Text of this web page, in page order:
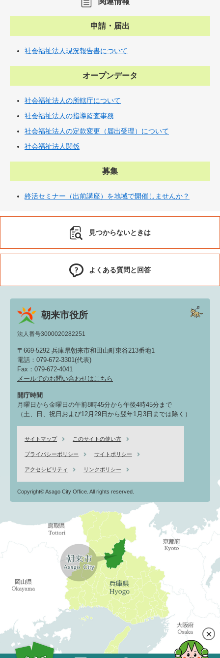
申請・届出
社会福祉法人現況報告書について
オープンデータ
社会福祉法人の所轄庁について
社会福祉法人の指導監査事務
社会福祉法人の定款変更（届出受理）について
社会福祉法人関係
募集
終活セミナー（出前講座）を地域で開催しませんか？
見つからないときは
よくある質問と回答
朝来市役所
法人番号3000020282251
〒669-5292 兵庫県朝来市和田山町東谷213番地1
電話：079-672-3301(代表)
Fax：079-672-4041
メールでのお問い合わせはこちら
開庁時間
月曜日から金曜日の午前8時45分から午後4時45分まで
（土、日、祝日および12月29日から翌年1月3日までは除く）
サイトマップ このサイトの使い方
プライバシーポリシー サイトポリシー
アクセシビリティ リンクポリシー
Copyright© Asago City Office. All rights reserved.